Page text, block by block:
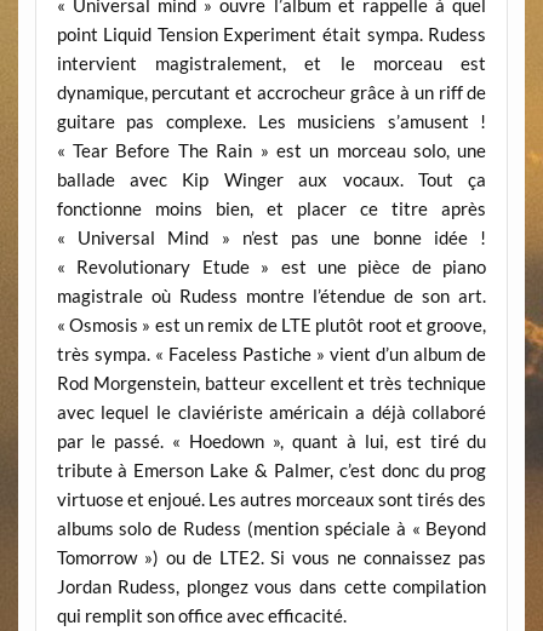
« Universal mind » ouvre l’album et rappelle à quel
point Liquid Tension Experiment était sympa. Rudess
intervient magistralement, et le morceau est
dynamique, percutant et accrocheur grâce à un riff de
guitare pas complexe. Les musiciens s’amusent !
« Tear Before The Rain » est un morceau solo, une
ballade avec Kip Winger aux vocaux. Tout ça
fonctionne moins bien, et placer ce titre après
« Universal Mind » n’est pas une bonne idée !
« Revolutionary Etude » est une pièce de piano
magistrale où Rudess montre l’étendue de son art.
« Osmosis » est un remix de LTE plutôt root et groove,
très sympa. « Faceless Pastiche » vient d’un album de
Rod Morgenstein, batteur excellent et très technique
avec lequel le claviériste américain a déjà collaboré
par le passé. « Hoedown », quant à lui, est tiré du
tribute à Emerson Lake & Palmer, c’est donc du prog
virtuose et enjoué. Les autres morceaux sont tirés des
albums solo de Rudess (mention spéciale à « Beyond
Tomorrow ») ou de LTE2. Si vous ne connaissez pas
Jordan Rudess, plongez vous dans cette compilation
qui remplit son office avec efficacité.